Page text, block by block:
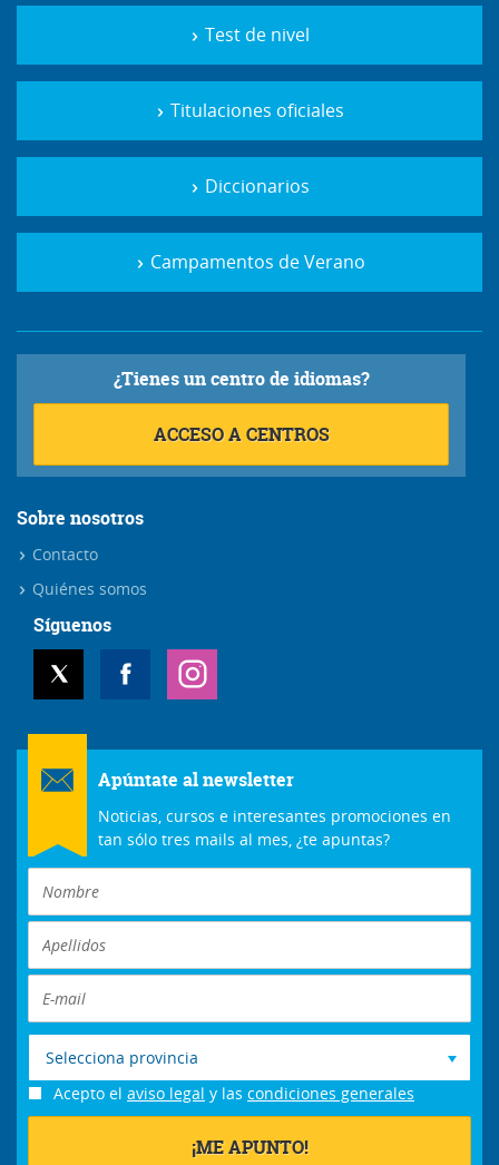
Test de nivel
Titulaciones oficiales
Diccionarios
Campamentos de Verano
¿Tienes un centro de idiomas?
ACCESO A CENTROS
Sobre nosotros
Contacto
Quiénes somos
Síguenos
Apúntate al newsletter
Noticias, cursos e interesantes promociones en
tan sólo tres mails al mes, ¿te apuntas?
Selecciona provincia
Acepto el aviso legal y las condiciones generales